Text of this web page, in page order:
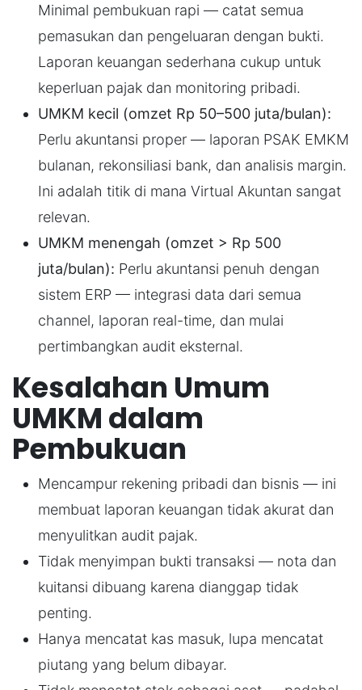
Minimal pembukuan rapi — catat semua
pemasukan dan pengeluaran dengan bukti.
Laporan keuangan sederhana cukup untuk
keperluan pajak dan monitoring pribadi.
UMKM kecil (omzet Rp 50–500 juta/bulan):
Perlu akuntansi proper — laporan PSAK EMKM
bulanan, rekonsiliasi bank, dan analisis margin.
Ini adalah titik di mana Virtual Akuntan sangat
relevan.
UMKM menengah (omzet > Rp 500
juta/bulan): Perlu akuntansi penuh dengan
sistem ERP — integrasi data dari semua
channel, laporan real-time, dan mulai
pertimbangkan audit eksternal.
Kesalahan Umum
UMKM dalam
Pembukuan
Mencampur rekening pribadi dan bisnis — ini
membuat laporan keuangan tidak akurat dan
menyulitkan audit pajak.
Tidak menyimpan bukti transaksi — nota dan
kuitansi dibuang karena dianggap tidak
penting.
Hanya mencatat kas masuk, lupa mencatat
piutang yang belum dibayar.